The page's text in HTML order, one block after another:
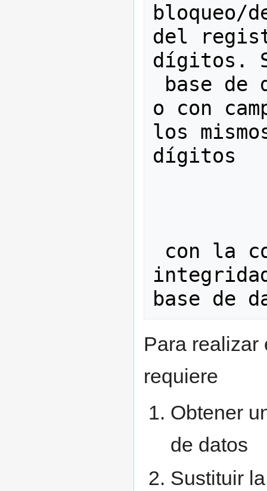
bloqueo/
del
dígitos.
o con
los
dígitos
Para realizar
requiere
Obtener
de datos
Sustituir